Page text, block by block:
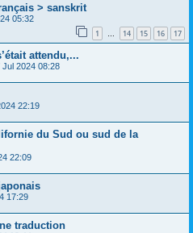
> sanskrit
05:32
1 … 14 15 16 17
attendu,...
Jul 2024 08:28
22:19
du Sud ou sud de la
22:09
17:29
traduction